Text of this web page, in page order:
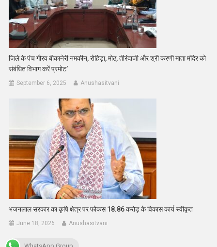
जिले के पंच गौरव बीकानेरी नमकीन, रोहिड़ा, मोठ, तीरंदाजी और श्री करणी माता मंदिर को
संबंधित विभाग करें प्रमोट’
September 6, 2025 Anushasitvani
भजनलाल सरकार का कृषि क्षेत्र पर फोकस 18.86 करोड़ के विकास कार्य स्वीकृत
June 18, 2026 Anushasitvani